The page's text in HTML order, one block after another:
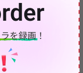
ライブを
ります。
アーム機構が
ます。これに
ドライブの寿